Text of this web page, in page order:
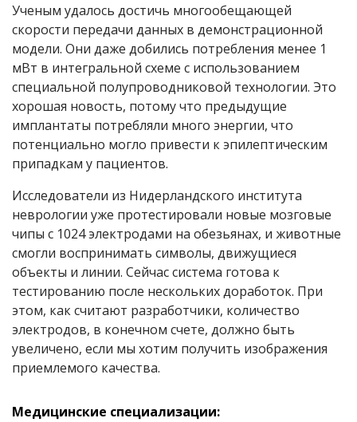
Ученым удалось достичь многообещающей
скорости передачи данных в демонстрационной
модели. Они даже добились потребления менее 1
мВт в интегральной схеме с использованием
специальной полупроводниковой технологии. Это
хорошая новость, потому что предыдущие
имплантаты потребляли много энергии, что
потенциально могло привести к эпилептическим
припадкам у пациентов.
Исследователи из Нидерландского института
неврологии уже протестировали новые мозговые
чипы с 1024 электродами на обезьянах, и животные
смогли воспринимать символы, движущиеся
объекты и линии. Сейчас система готова к
тестированию после нескольких доработок. При
этом, как считают разработчики, количество
электродов, в конечном счете, должно быть
увеличено, если мы хотим получить изображения
приемлемого качества.
Медицинские специализации: